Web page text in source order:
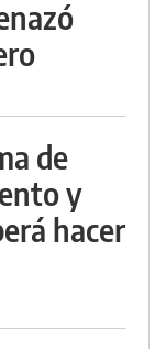
de
y
hacer